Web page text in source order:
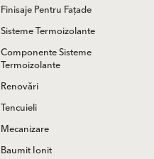
Finisaje Pentru Fațade
Sisteme Termoizolante
Componente Sisteme
Termoizolante
Renovări
Tencuieli
Mecanizare
Baumit Ionit